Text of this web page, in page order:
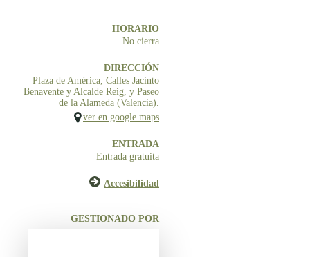
HORARIO
No cierra
DIRECCIÓN
Plaza de América, Calles Jacinto
Benavente y Alcalde Reig, y Paseo
de la Alameda (Valencia).
ver en google maps
ENTRADA
Entrada gratuita
Accesibilidad
GESTIONADO POR